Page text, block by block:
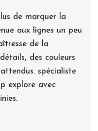
de marquer la
aux lignes un peu
de la
des couleurs
spécialiste
explore avec